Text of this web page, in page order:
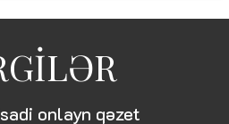
onlayn qəzet